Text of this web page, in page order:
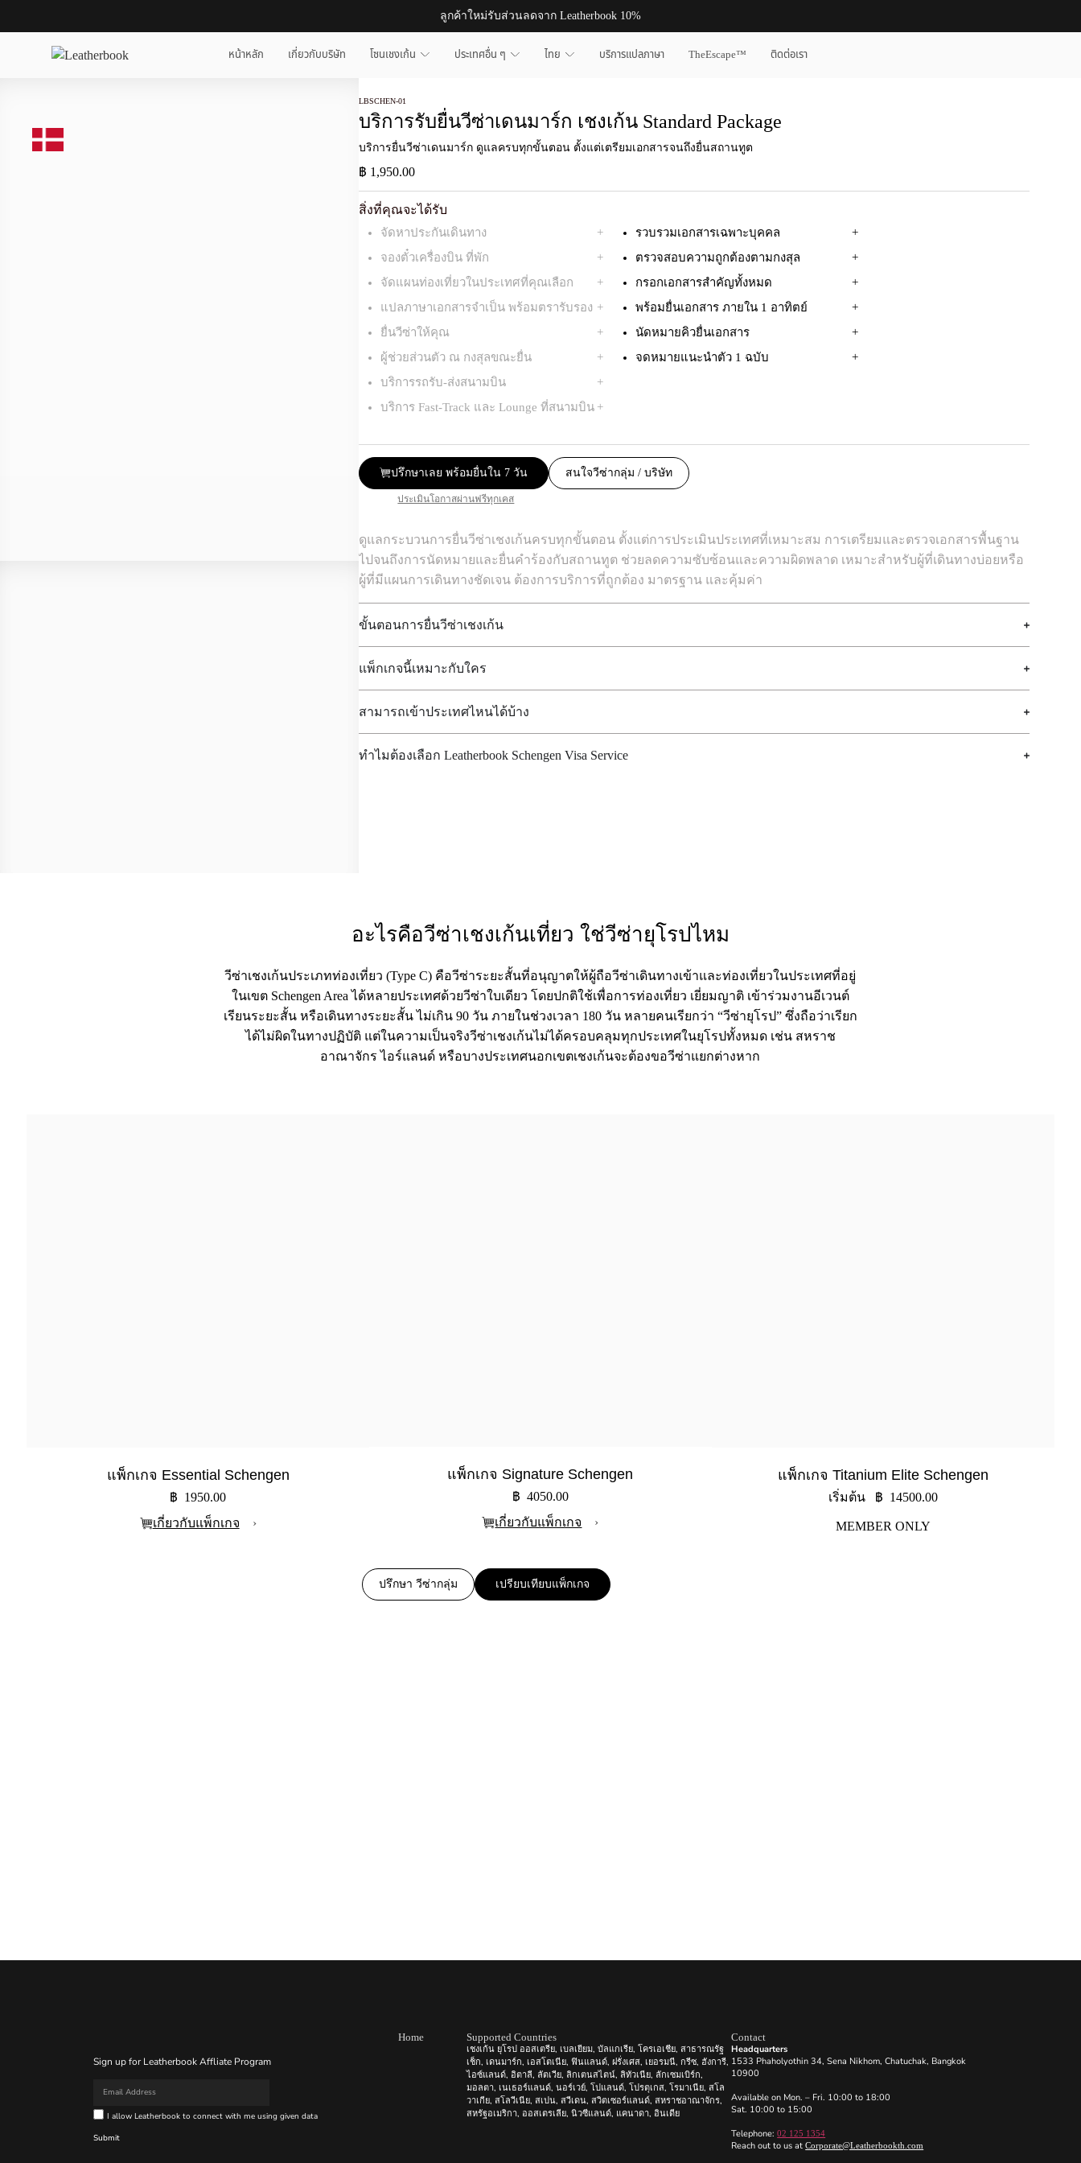
ลูกค้าใหม่รับส่วนลดจาก Leatherbook 10%
หน้าหลัก เกี่ยวกับบริษัท โซนเชงเก้น ประเทศอื่น ๆ ไทย บริการแปลภาษา TheEscape™ ติดต่อเรา
LBSCHEN-01
บริการรับยื่นวีซ่าเดนมาร์ก เชงเก้น Standard Package ​
บริการยื่นวีซ่าเดนมาร์ก ดูแลครบทุกขั้นตอน ตั้งแต่เตรียมเอกสารจนถึงยื่นสถานทูต​
฿ 1,950.00
สิ่งที่คุณจะได้รับ
จัดหาประกันเดินทาง
จองตั๋วเครื่องบิน ที่พัก
จัดแผนท่องเที่ยวในประเทศที่คุณเลือก
แปลภาษาเอกสารจำเป็น พร้อมตรารับรอง
ยื่นวีซ่าให้คุณ
ผู้ช่วยส่วนตัว ณ กงสุลขณะยื่น
บริการรถรับ-ส่งสนามบิน
บริการ Fast-Track และ Lounge ที่สนามบิน
รวบรวมเอกสารเฉพาะบุคคล
ตรวจสอบความถูกต้องตามกงสุล
กรอกเอกสารสำคัญทั้งหมด
พร้อมยื่นเอกสาร ภายใน 1 อาทิตย์
นัดหมายคิวยื่นเอกสาร
จดหมายแนะนำตัว 1 ฉบับ
ปรึกษาเลย พร้อมยื่นใน 7 วัน สนใจวีซ่ากลุ่ม / บริษัท
ประเมินโอกาสผ่านฟรีทุกเคส
ดูแลกระบวนการยื่นวีซ่าเชงเก้นครบทุกขั้นตอน ตั้งแต่การประเมินประเทศที่เหมาะสม การเตรียมและตรวจเอกสารพื้นฐาน
ไปจนถึงการนัดหมายและยื่นคำร้องกับสถานทูต ช่วยลดความซับซ้อนและความผิดพลาด เหมาะสำหรับผู้ที่เดินทางบ่อยหรือ
ผู้ที่มีแผนการเดินทางชัดเจน ต้องการบริการที่ถูกต้อง มาตรฐาน และคุ้มค่า
ขั้นตอนการยื่นวีซ่าเชงเก้น
แพ็กเกจนี้เหมาะกับใคร
สามารถเข้าประเทศไหนได้บ้าง
ทำไมต้องเลือก​ Leatherbook Schengen Visa Service
อะไรคือวีซ่าเชงเก้นเที่ยว ใช่วีซ่ายุโรปไหม
วีซ่าเชงเก้นประเภทท่องเที่ยว (Type C) คือวีซ่าระยะสั้นที่อนุญาตให้ผู้ถือวีซ่าเดินทางเข้าและท่องเที่ยวในประเทศที่อยู่
ในเขต Schengen Area ได้หลายประเทศด้วยวีซ่าใบเดียว โดยปกติใช้เพื่อการท่องเที่ยว เยี่ยมญาติ เข้าร่วมงานอีเวนต์
เรียนระยะสั้น หรือเดินทางระยะสั้น ไม่เกิน 90 วัน ภายในช่วงเวลา 180 วัน หลายคนเรียกว่า “วีซ่ายุโรป” ซึ่งถือว่าเรียก
ได้ไม่ผิดในทางปฏิบัติ แต่ในความเป็นจริงวีซ่าเชงเก้นไม่ได้ครอบคลุมทุกประเทศในยุโรปทั้งหมด เช่น สหราช
อาณาจักร ไอร์แลนด์ หรือบางประเทศนอกเขตเชงเก้นจะต้องขอวีซ่าแยกต่างหาก
แพ็กเกจ Essential Schengen
฿ 1950.00
เกี่ยวกับแพ็กเกจ
›
แพ็กเกจ Signature Schengen
฿ 4050.00
เกี่ยวกับแพ็กเกจ
›
แพ็กเกจ Titanium Elite Schengen
เริ่มต้น ฿ 14500.00
MEMBER ONLY
ปรึกษา วีซ่ากลุ่ม เปรียบเทียบแพ็กเกจ
Sign up for Leatherbook Affliate Program
I allow Leatherbook to connect with me using given data
Submit
Home Supported Countries
เชงเก้น ยุโรป ออสเตรีย, เบลเยียม, บัลแกเรีย, โครเอเชีย, สาธารณรัฐ
เช็ก, เดนมาร์ก, เอสโตเนีย, ฟินแลนด์, ฝรั่งเศส, เยอรมนี, กรีซ, ฮังการี,
ไอซ์แลนด์, อิตาลี, ลัตเวีย, ลิกเตนสไตน์, ลิทัวเนีย, ลักเซมเบิร์ก,
มอลตา, เนเธอร์แลนด์, นอร์เวย์, โปแลนด์, โปรตุเกส, โรมาเนีย, สโล
วาเกีย, สโลวีเนีย, สเปน, สวีเดน, สวิตเซอร์แลนด์, สหราชอาณาจักร,
สหรัฐอเมริกา, ออสเตรเลีย, นิวซีแลนด์, แคนาดา, อินเดีย
Contact
Headquarters
1533 Phaholyothin 34, Sena Nikhom, Chatuchak, Bangkok
10900
Available on Mon. – Fri. 10:00 to 18:00
Sat. 10:00 to 15:00
Telephone:02 125 1354
Reach out to us atCorporate@Leatherbookth.com